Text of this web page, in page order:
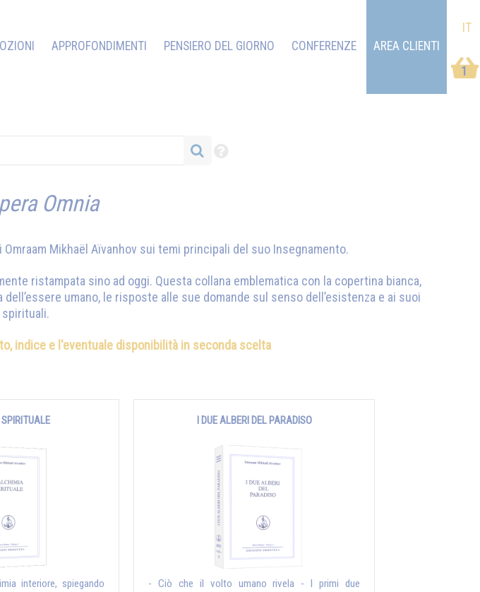
APPROFONDIMENTI PENSIERO DEL GIORNO
CONFERENZE
1
AREA CLIENTI
IT
Omnia
Omraam Mikhaël Aïvanhov sui temi principali del suo Insegnamento.
ristampata sino ad oggi. Questa collana emblematica con la copertina bianca,
umano, le risposte alle sue domande sul senso dell’esistenza e ai suoi
indice e l'eventuale disponibilità in seconda scelta
interiore, spiegando
I DUE ALBERI DEL PARADISO
- Ciò che il volto umano rivela - I primi due